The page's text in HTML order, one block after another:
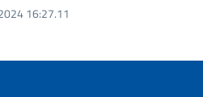
16:27.11